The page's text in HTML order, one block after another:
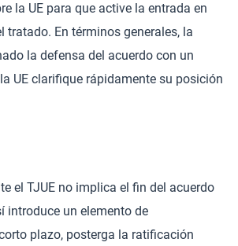
la UE para que active la entrada en
tratado. En términos generales, la
la defensa del acuerdo con un
UE clarifique rápidamente su posición
el TJUE no implica el fin del acuerdo
introduce un elemento de
plazo, posterga la ratificación